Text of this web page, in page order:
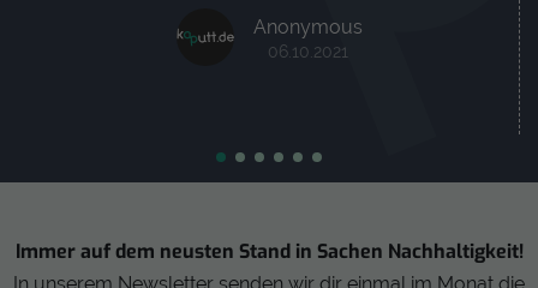
Anonymous
06.10.2021
Immer auf dem neusten Stand in Sachen Nachhaltigkeit!
In unserem Newsletter senden wir dir einmal im Monat die